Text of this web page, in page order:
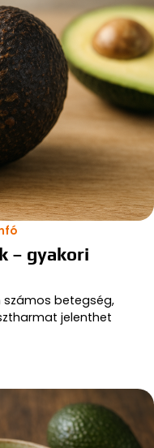
– gyakori
számos betegség,
jelenthet